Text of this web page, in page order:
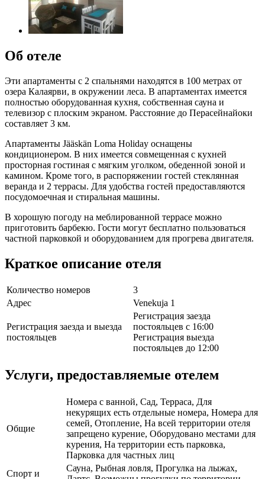
Об отеле
Эти апартаменты с 2 спальнями находятся в 100 метрах от
озера Калаярви, в окружении леса. В апартаментах имеется
полностью оборудованная кухня, собственная сауна и
телевизор с плоским экраном. Расстояние до Перасейнайоки
составляет 3 км.
Апартаменты Jääskän Loma Holiday оснащены
кондиционером. В них имеется совмещенная с кухней
просторная гостиная с мягким уголком, обеденной зоной и
камином. Кроме того, в распоряжении гостей стеклянная
веранда и 2 террасы. Для удобства гостей предоставляются
посудомоечная и стиральная машины.
В хорошую погоду на меблированной террасе можно
приготовить барбекю. Гости могут бесплатно пользоваться
частной парковкой и оборудованием для прогрева двигателя.
Краткое описание отеля
Количество номеров
3
Адрес
Venekuja 1
Регистрация заезда и выезда
постояльцев
Регистрация заезда
постояльцев с 16:00
Регистрация выезда
постояльцев до 12:00
Услуги, предоставляемые отелем
Общие
Номера с ванной, Сад, Терраса, Для
некурящих есть отдельные номера, Номера для
семей, Отопление, На всей территории отеля
запрещено курение, Оборудовано местами для
курения, На территории есть парковка,
Парковка для частных лиц
Спорт и
Сауна, Рыбная ловля, Прогулка на лыжах,